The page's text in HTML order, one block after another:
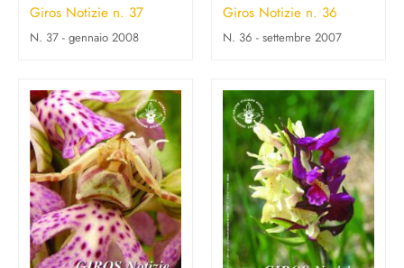
Giros Notizie n. 37
N. 37 - gennaio 2008
Giros Notizie n. 36
N. 36 - settembre 2007